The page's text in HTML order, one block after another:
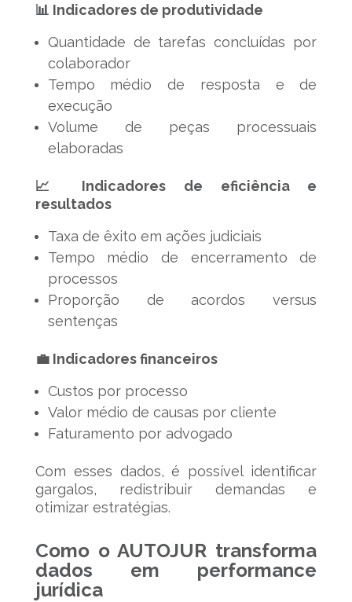
📊 Indicadores de produtividade
Quantidade de tarefas concluídas por
colaborador
Tempo médio de resposta e de
execução
Volume de peças processuais
elaboradas
📈 Indicadores de eficiência e
resultados
Taxa de êxito em ações judiciais
Tempo médio de encerramento de
processos
Proporção de acordos versus
sentenças
💼 Indicadores financeiros
Custos por processo
Valor médio de causas por cliente
Faturamento por advogado
Com esses dados, é possível identificar
gargalos, redistribuir demandas e
otimizar estratégias.
Como o AUTOJUR transforma
dados em performance
jurídica